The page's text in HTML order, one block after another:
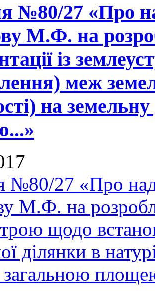
№80/27 «Про
М.Ф. на
із
меж
на
№80/27 «Про
М.Ф. на
щодо
ділянки в
загальною